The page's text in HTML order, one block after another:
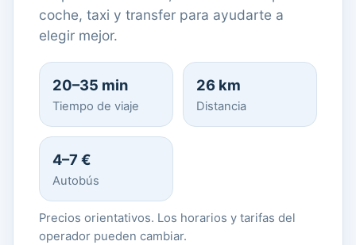
coche, taxi y transfer para ayudarte a
elegir mejor.
20–35 min
Tiempo de viaje
26 km
Distancia
4–7 €
Autobús
Precios orientativos. Los horarios y tarifas del
operador pueden cambiar.